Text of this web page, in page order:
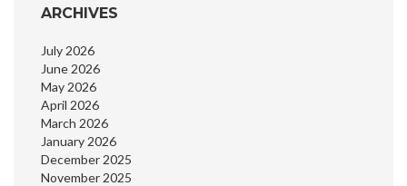
ARCHIVES
July 2026
June 2026
May 2026
April 2026
March 2026
January 2026
December 2025
November 2025